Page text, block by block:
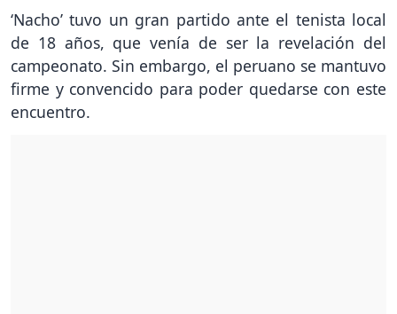
‘Nacho’ tuvo un gran partido ante el tenista local
de 18 años, que venía de ser la revelación del
campeonato. Sin embargo, el peruano se mantuvo
firme y convencido para poder quedarse con este
encuentro.